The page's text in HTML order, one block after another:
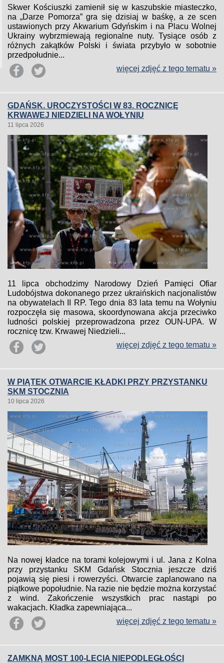
Skwer Kościuszki zamienił się w kaszubskie miasteczko,
na „Darze Pomorza” gra się dzisiaj w baśkę, a ze scen
ustawionych przy Akwarium Gdyńskim i na Placu Wolnej
Ukrainy wybrzmiewają regionalne nuty. Tysiące osób z
różnych zakątków Polski i świata przybyło w sobotnie
przedpołudnie...
więcej zdjęć z tego tematu »
GDAŃSK. UROCZYSTOŚCI W 83. ROCZNICĘ
KRWAWEJ NIEDZIELI NA WOŁYNIU
11 lipca 2026
11 lipca obchodzimy Narodowy Dzień Pamięci Ofiar
Ludobójstwa dokonanego przez ukraińskich nacjonalistów
na obywatelach II RP. Tego dnia 83 lata temu na Wołyniu
rozpoczęła się masowa, skoordynowana akcja przeciwko
ludności polskiej przeprowadzona przez OUN-UPA. W
rocznicę tzw. Krwawej Niedzieli...
więcej zdjęć z tego tematu »
W PIĄTEK OTWARCIE KŁADKI PRZY PRZYSTANKU
SKM STOCZNIA
10 lipca 2026
Na nowej kładce na torami kolejowymi i ul. Jana z Kolna
przy przystanku SKM Gdańsk Stocznia jeszcze dziś
pojawią się piesi i rowerzyści. Otwarcie zaplanowano na
piątkowe popołudnie. Na razie nie będzie można korzystać
z wind. Zakończenie wszystkich prac nastąpi po
wakacjach. Kładka zapewniająca...
więcej zdjęć z tego tematu »
ZAMKNĄ MOST 100-LECIA NIEPODLEGŁOŚCI